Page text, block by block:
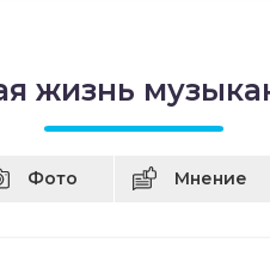
жизнь
Фото Мнение